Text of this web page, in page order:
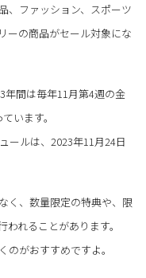
、ファッション、スポーツ
ーの商品がセール対象にな
年間は毎年11月第4週の金
います。
ールは、2023年11月24日
く、数量限定の特典や、限
れることがあります。
がおすすめですよ。